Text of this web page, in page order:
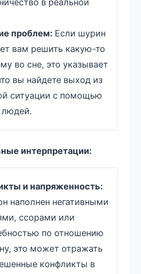
в реальной
проблем: Если шурин
вам решить какую-то
во сне, это указывает
вы найдете выход из
ситуации с помощью
людей.
интерпретации:
и напряженность:
наполнен негативными
ссорами или
по отношению
это может отражать
конфликты в